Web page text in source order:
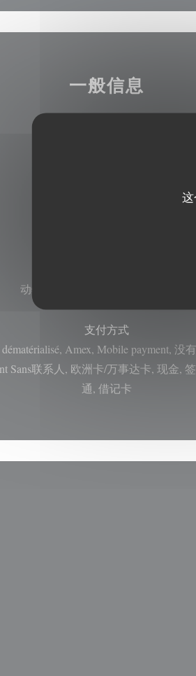
一般信息
动物友好, 停车场, 空调, 残疾人通道
支付方式
dématérialisé, Amex, Mobile payment, 没
Sans联系人, 欧洲卡/万事达卡, 现金,
通, 借记卡